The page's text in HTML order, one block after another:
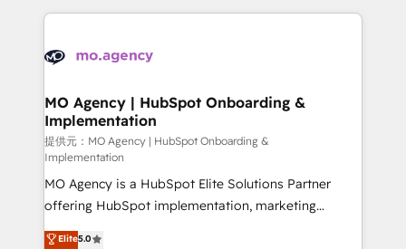
services are offered in both English & French.
onboarding from platforms like Salesforce, NetSuite,
WordPress and legacy CRMs, turning fragmented
architectures that accelerate revenue operations and
performance. - Multi-object CRM migration, cleanup,
and implementation. - Pre-built and custom
integrations across your full tech stack. - Custom
object setup, CMS builds, and full-funnel automation.
- Dashboards, lifecycle campaigns, and lead
nurturing sequences. - Cross-hub setup across
MO Agency | HubSpot Onboarding &
Implementation
提供元：MO Agency | HubSpot Onboarding &
Implementation
MO Agency is a HubSpot Elite Solutions Partner
offering HubSpot implementation, marketing
automation, CRM and RevOps consulting, B2B SEO,
Elite5.0